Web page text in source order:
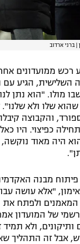
ברני ארדוב
רכש ממועדונים
השלישית, הגיע עם
מולו. "הוא נתן
שלו ולא שלנו".
והקבוצה
תחילה כפיצוי. היו
היה מאוד
מבנה
"אלא עושה
המאמנים ולפתח את
של המועדון
ותיקונים, ולא
אבל זה התהליך